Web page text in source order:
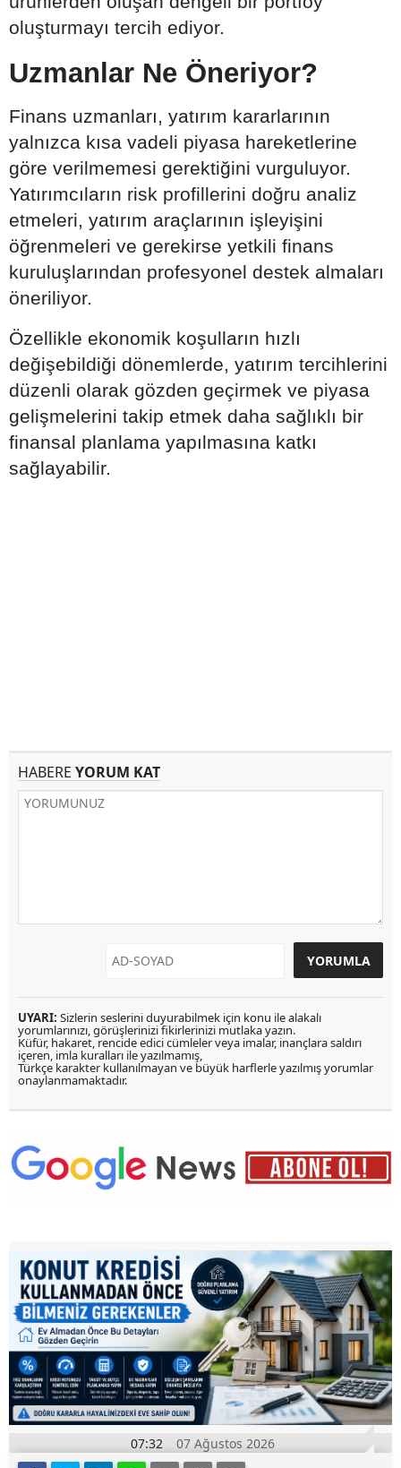
oluşturmayı tercih ediyor.
Uzmanlar Ne Öneriyor?
Finans uzmanları, yatırım kararlarının
yalnızca kısa vadeli piyasa hareketlerine
göre verilmemesi gerektiğini vurguluyor.
Yatırımcıların risk profillerini doğru analiz
etmeleri, yatırım araçlarının işleyişini
öğrenmeleri ve gerekirse yetkili finans
kuruluşlarından profesyonel destek almaları
öneriliyor.
Özellikle ekonomik koşulların hızlı
değişebildiği dönemlerde, yatırım tercihlerini
düzenli olarak gözden geçirmek ve piyasa
gelişmelerini takip etmek daha sağlıklı bir
finansal planlama yapılmasına katkı
sağlayabilir.
HABERE YORUM KAT
UYARI: Sizlerin seslerini duyurabilmek için konu ile alakalı
yorumlarınızı, görüşlerinizi fikirlerinizi mutlaka yazın.
Küfür, hakaret, rencide edici cümleler veya imalar, inançlara saldırı
içeren, imla kuralları ile yazılmamış,
Türkçe karakter kullanılmayan ve büyük harflerle yazılmış yorumlar
onaylanmamaktadır.
07:32 07 Ağustos 2026